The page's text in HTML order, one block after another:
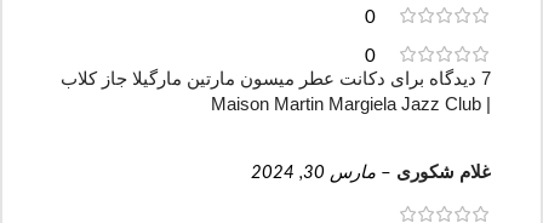
0
0
7 دیدگاه برای
دکانت عطر میسون مارتین مارگیلا جاز کلاب
| Maison Martin Margiela Jazz Club
غلام شکوری – مارس 30, 2024